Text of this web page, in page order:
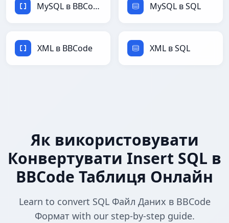
MySQL в BBCode MySQL в SQL
XML в BBCode XML в SQL
Як використовувати
Конвертувати Insert SQL в
BBCode Таблиця Онлайн
Learn to convert SQL Файл Даних в BBCode
Формат with our step-by-step guide.